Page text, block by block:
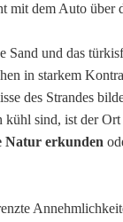
mit dem Auto über
Sand und das
in starkem
des Strandes
kühl sind, ist der
Natur erkunden